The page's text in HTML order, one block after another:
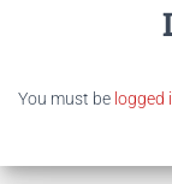
You must be logged